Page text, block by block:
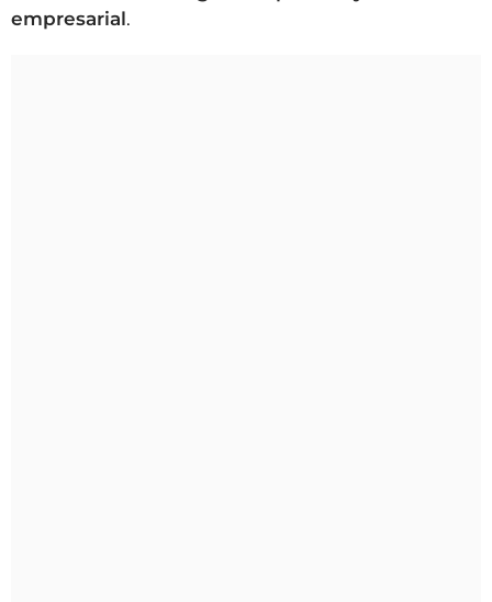
empresarial.